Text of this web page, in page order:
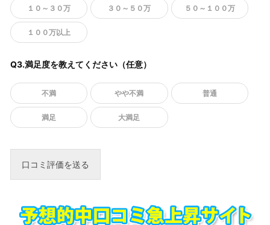
１０～３０万 ３０～５０万 ５０～１００万
１００万以上
Q3.満足度を教えてください（任意）
不満 やや不満 普通
満足 大満足